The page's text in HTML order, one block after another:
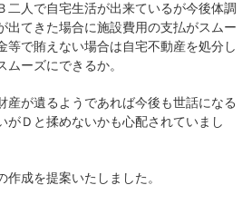
二人で自宅生活が出来ているが今後体調
出てきた場合に施設費用の支払がスムー
等で賄えない場合は自宅不動産を処分し
ーズにできるか。
産が遺るようであれば今後も世話になる
がＤと揉めないかも心配されていまし
成を提案いたしました。